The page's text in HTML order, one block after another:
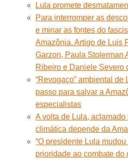
Lula promete
Para interromper as
e minar as fontes do
Amazônia. Artigo de Luis
Garzon, Paula Stolerman
Ribeiro e Daniele Severo
“Revogaço” ambiental de
passo para salvar a
especialistas
A volta de Lula, aclamado
climática depende da
“O presidente Lula
prioridade ao combate do